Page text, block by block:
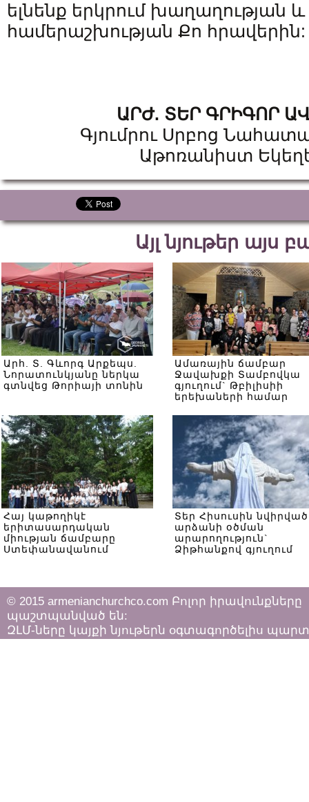
ելնենք երկրում խաղաղության
համերաշխության Քո հրավերին:
ԱՐԺ. ՏԵՐ ԳՐԻԳՈՐ
Գյումրու Սրբոց
Աթոռանիստ
Այլ նյութեր այս
Արհ. Տ. Գևորգ Արքեպս.
Նորատունկյանը ներկա
գտնվեց Թորիայի տոնին
Ամառային ճամբար
Ջավախքի Տամբովկա
գյուղում` Թբիլիսիի
երեխաների համար
Հայ կաթողիկէ
երիտասարդական
միության ճամբարը
Ստեփանավանում
Տեր Հիսուսին նվիրված
արձանի օծման
արարողություն`
Ձիթհանքով գյուղում
© 2015 armenianchurchco.com Բոլոր իրավունքները
պաշտպանված են:
ԶԼՄ-ները կայքի նյութերն օգտագործելիս